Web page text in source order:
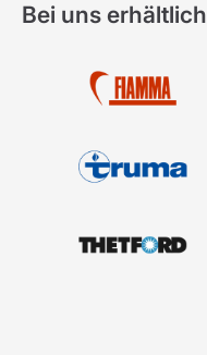
Bei uns erhältlich